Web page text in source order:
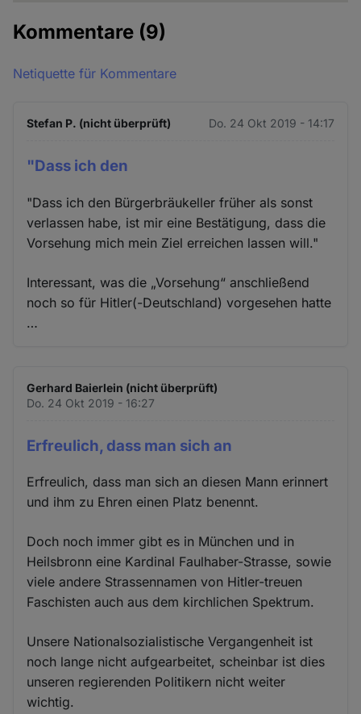
Kommentare (9)
Netiquette für Kommentare
Stefan P. (nicht überprüft) Do. 24 Okt 2019 - 14:17
"Dass ich den
"Dass ich den Bürgerbräukeller früher als sonst
verlassen habe, ist mir eine Bestätigung, dass die
Vorsehung mich mein Ziel erreichen lassen will."
Interessant, was die „Vorsehung“ anschließend
noch so für Hitler(-Deutschland) vorgesehen hatte
…
Gerhard Baierlein (nicht überprüft)
Do. 24 Okt 2019 - 16:27
Erfreulich, dass man sich an
Erfreulich, dass man sich an diesen Mann erinnert
und ihm zu Ehren einen Platz benennt.
Doch noch immer gibt es in München und in
Heilsbronn eine Kardinal Faulhaber-Strasse, sowie
viele andere Strassennamen von Hitler-treuen
Faschisten auch aus dem kirchlichen Spektrum.
Unsere Nationalsozialistische Vergangenheit ist
noch lange nicht aufgearbeitet, scheinbar ist dies
unseren regierenden Politikern nicht weiter
wichtig.